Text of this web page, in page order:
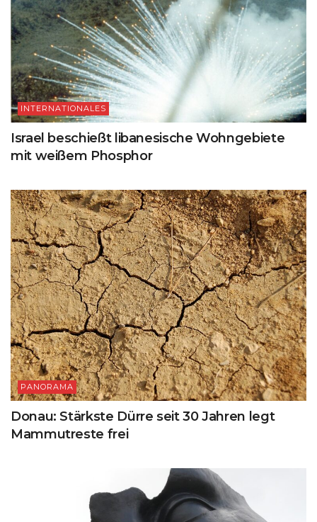
INTERNATIONALES
Israel beschießt libanesische Wohngebiete
mit weißem Phosphor
PANORAMA
Donau: Stärkste Dürre seit 30 Jahren legt
Mammutreste frei